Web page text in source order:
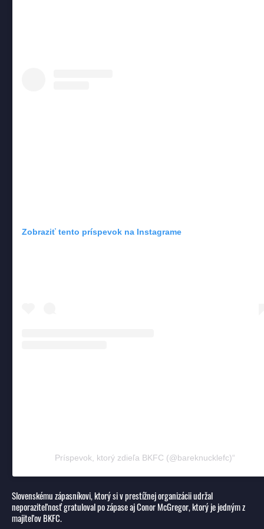
Zobraziť tento príspevok na Instagrame
Príspevok, ktorý zdieľa BKFC (@bareknucklefc)
Slovenskému zápasníkovi, ktorý si v prestížnej organizácii udržal
neporaziteľnosť gratuloval po zápase aj Conor McGregor, ktorý je jedným z
majiteľov BKFC.